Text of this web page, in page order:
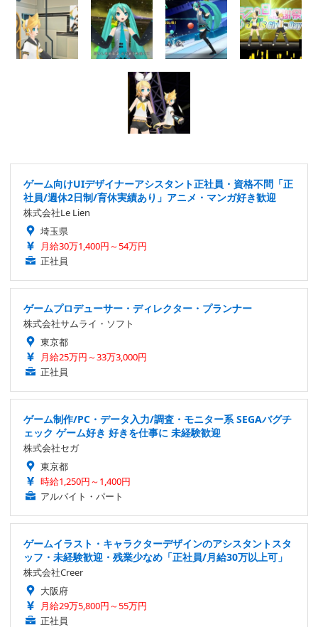
ゲーム向けUIデザイナーアシスタント正社員・資格不問「正
社員/週休2日制/育休実績あり」アニメ・マンガ好き歓迎
株式会社Le Lien
埼玉県
月給30万1,400円～54万円
正社員
ゲームプロデューサー・ディレクター・プランナー
株式会社サムライ・ソフト
東京都
月給25万円～33万3,000円
正社員
ゲーム制作/PC・データ入力/調査・モニター系 SEGAバグチ
ェック ゲーム好き 好きを仕事に 未経験歓迎
株式会社セガ
東京都
時給1,250円～1,400円
アルバイト・パート
ゲームイラスト・キャラクターデザインのアシスタントスタ
ッフ・未経験歓迎・残業少なめ「正社員/月給30万以上可」
株式会社Creer
大阪府
月給29万5,800円～55万円
正社員